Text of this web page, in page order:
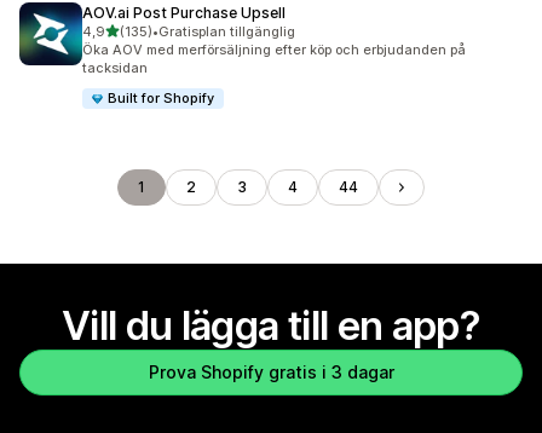
AOV.ai Post Purchase Upsell
4,9av 5 stjärnor
(135)
135 recensioner totalt
•Gratisplan tillgänglig
Öka AOV med merförsäljning efter köp och erbjudanden på
tacksidan
Built for Shopify
1 2 3 4 44
Vill du lägga till en app?
Prova Shopify gratis i 3 dagar